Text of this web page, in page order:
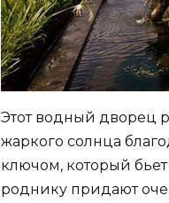
Этот водный дворец
жаркого солнца
ключом, который
роднику придают